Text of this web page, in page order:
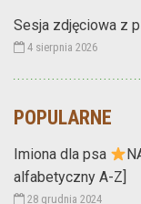
Sesja zdjęciowa z
4 sierpnia 2026
POPULARNE
Imiona dla psa
alfabetyczny A-Z]
28 grudnia 2024